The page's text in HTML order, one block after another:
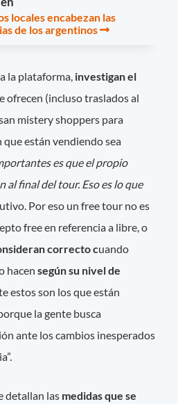
locales encabezan las
de los argentinos
la plataforma, investigan el
ofrecen (incluso traslados al
mistery shoppers para
están vendiendo sea
es que el propio
al final del tour. Eso es lo que
Por eso un free tour no es
free en referencia a libre, o
correcto cuando
hacen según su nivel de
estos son los que están
la gente busca
ante los cambios inesperados
detallan las medidas que se